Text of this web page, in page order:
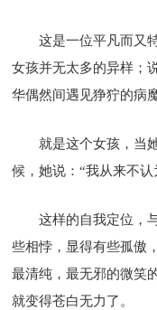
这是一位平凡而又
女孩并无太多的异样；
华偶然间遇见狰狞的病
就是这个女孩，当
候，她说：“我从来不
这样的自我定位，
些相悖，显得有些孤傲
最清纯，最无邪的微笑
就变得苍白无力了。